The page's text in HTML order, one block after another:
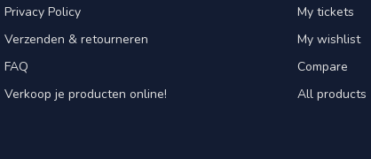
Privacy Policy
Verzenden & retourneren
FAQ
Verkoop je producten online!
My tickets
My wishlist
Compare
All products